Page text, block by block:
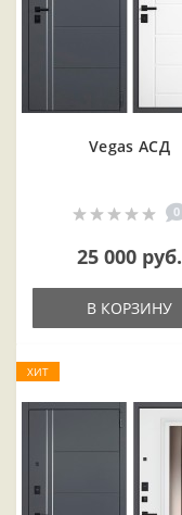
Vegas АСД
0
25 000 руб.
В КОРЗИНУ
ХИТ